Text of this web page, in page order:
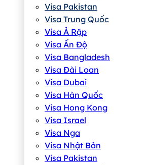
Visa Pakistan
Visa Trung Quốc
Visa Ả Rập
Visa Ấn Độ
Visa Bangladesh
Visa Đài Loan
Visa Dubai
Visa Hàn Quốc
Visa Hong Kong
Visa Israel
Visa Nga
Visa Nhật Bản
Visa Pakistan